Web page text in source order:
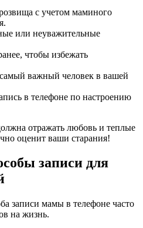
с учетом маминого
или неуважительные
чтобы избежать
важный человек в вашей
в телефоне по настроению
отражать любовь и теплые
оценит ваши старания!
записи для
записи мамы в телефоне часто
на жизнь.